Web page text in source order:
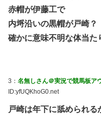
赤帽が伊藤工で
内埒沿いの黒帽が戸崎？
確かに意味不明な体当た
3： 名無しさん＠実況で競馬板ア
ID:yfUQKhoG0.net
戸崎は年下に舐められる